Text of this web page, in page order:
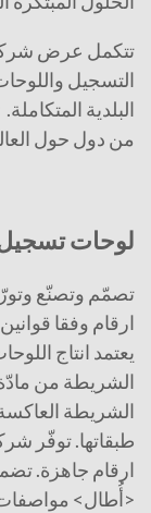
تتكمل عرض
التسجيل
البلدية
من دول حول
لوحات
تصمّم وتصنّع
ارقام وفقا
يعتمد انتاج
الشريطة من
الشريطة العاكسة
طبقاتها. توفّر
ارقام جاهزة.
<أُطال> مواصفات